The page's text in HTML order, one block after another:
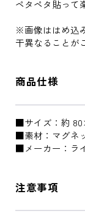
ペタペタ貼って
※画像ははめ込
干異なることが
商品仕様
■サイズ：約
■素材：マグネ
■メーカー：ラ
注意事項